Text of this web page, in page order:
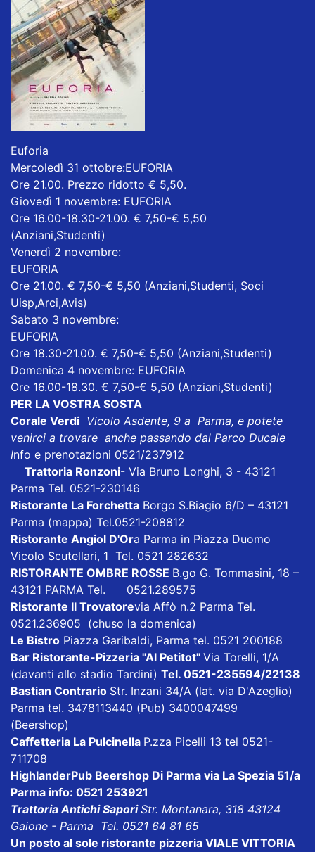
Euforia
Mercoledì 31 ottobre:EUFORIA
Ore 21.00. Prezzo ridotto € 5,50.
Giovedì 1 novembre: EUFORIA
Ore 16.00-18.30-21.00. € 7,50-€ 5,50
(Anziani,Studenti)
Venerdì 2 novembre:
EUFORIA
Ore 21.00. € 7,50-€ 5,50 (Anziani,Studenti, Soci
Uisp,Arci,Avis)
Sabato 3 novembre:
EUFORIA
Ore 18.30-21.00. € 7,50-€ 5,50 (Anziani,Studenti)
Domenica 4 novembre: EUFORIA
Ore 16.00-18.30. € 7,50-€ 5,50 (Anziani,Studenti)
PER LA VOSTRA SOSTA
Corale Verdi Vicolo Asdente, 9 a Parma, e potete
venirci a trovare anche passando dal Parco Ducale
Info e prenotazioni 0521/237912
Trattoria Ronzoni- Via Bruno Longhi, 3 - 43121
Parma Tel. 0521-230146
Ristorante La Forchetta Borgo S.Biagio 6/D – 43121
Parma (mappa) Tel.0521-208812
Ristorante Angiol D'Ora Parma in Piazza Duomo
Vicolo Scutellari, 1 Tel. 0521 282632
RISTORANTE OMBRE ROSSE B.go G. Tommasini, 18 –
43121 PARMA Tel. 0521.289575
Ristorante Il Trovatorevia Affò n.2 Parma Tel.
0521.236905 (chuso la domenica)
Le Bistro Piazza Garibaldi, Parma tel. 0521 200188
Bar Ristorante-Pizzeria "Al Petitot" Via Torelli, 1/A
(davanti allo stadio Tardini) Tel. 0521-235594/22138
Bastian Contrario Str. Inzani 34/A (lat. via D'Azeglio)
Parma tel. 3478113440 (Pub) 3400047499
(Beershop)
Caffetteria La Pulcinella P.zza Picelli 13 tel 0521-
711708
HighlanderPub Beershop Di Parma via La Spezia 51/a
Parma info: 0521 253921
Trattoria Antichi SaporiStr. Montanara, 318 43124
Gaione - Parma Tel. 0521 64 81 65
Un posto al sole ristorante pizzeria VIALE VITTORIA